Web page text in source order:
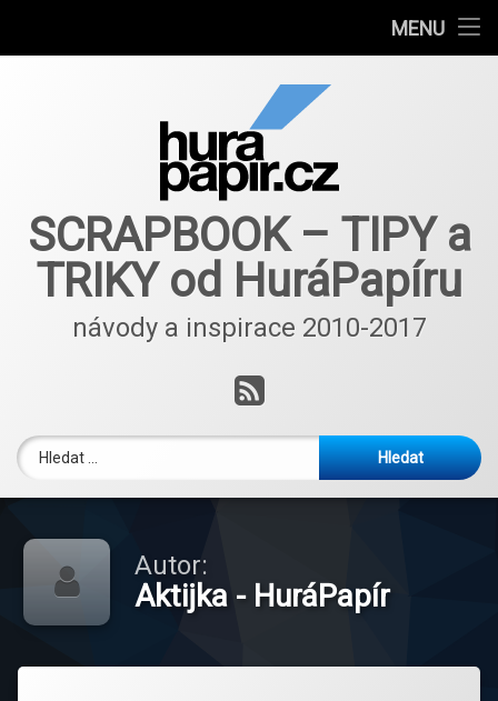
MENU
Nové nápady a inspirace ScrapBlog od 2018
SCRAPBOOK – TIPY a
TRIKY od HuráPapíru
návody a inspirace 2010-2017
RSS
Vyhledávání
Autor:
Aktijka - HuráPapír